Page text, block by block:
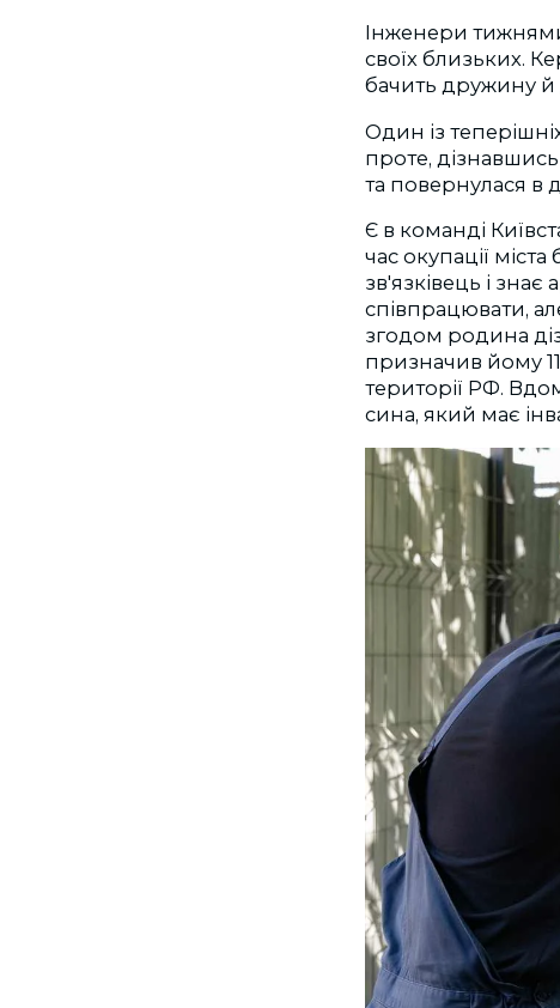
Інженери тижнями
своїх близьких.
бачить дружину й
Один із
проте,
та повернулася в
Є в команді
час окупації
зв'язківець і
співпрацювати,
згодом родина
призначив йому
території РФ.
сина, який має